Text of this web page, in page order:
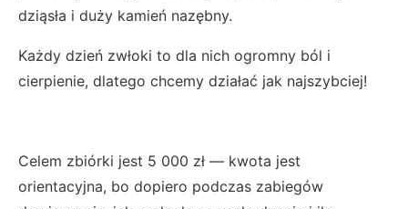
dziąsła i duży kamień nazębny.
Każdy dzień zwłoki to dla nich ogromny ból i
cierpienie, dlatego chcemy działać jak najszybciej!
Celem zbiórki jest 5 000 zł — kwota jest
orientacyjna, bo dopiero podczas zabiegów